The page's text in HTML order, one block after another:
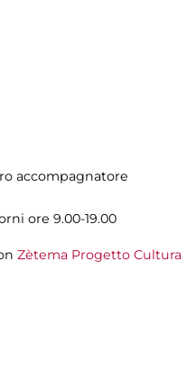
accompagnatore
ore 9.00-19.00
Zètema Progetto Cultura